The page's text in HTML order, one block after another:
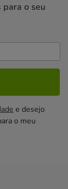
o seu
e desejo
o meu